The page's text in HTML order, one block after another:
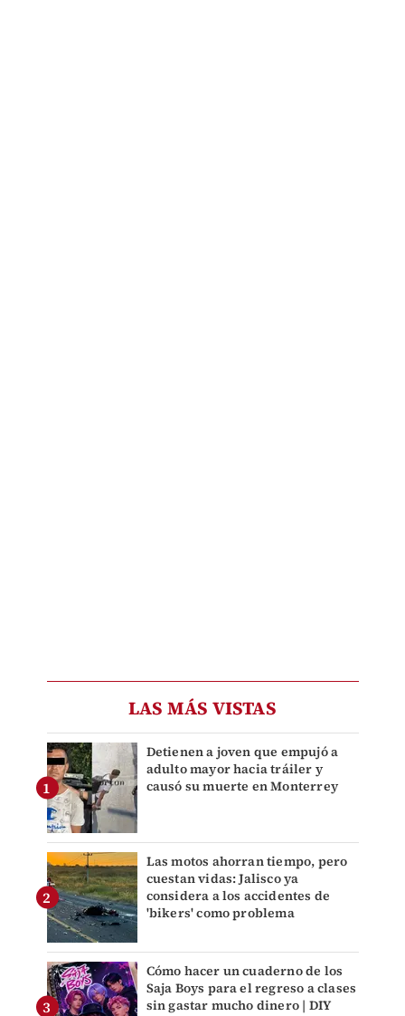
LAS MÁS VISTAS
Detienen a joven que empujó a
adulto mayor hacia tráiler y
causó su muerte en Monterrey
Las motos ahorran tiempo, pero
cuestan vidas: Jalisco ya
considera a los accidentes de
'bikers' como problema
Cómo hacer un cuaderno de los
Saja Boys para el regreso a clases
sin gastar mucho dinero | DIY